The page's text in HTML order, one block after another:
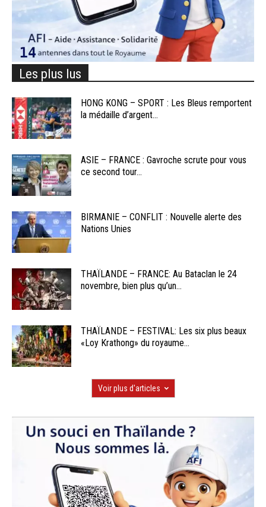
Les plus lus
HONG KONG – SPORT : Les Bleus remportent
la médaille d’argent...
ASIE – FRANCE : Gavroche scrute pour vous
ce second tour...
BIRMANIE – CONFLIT : Nouvelle alerte des
Nations Unies
THAÏLANDE – FRANCE: Au Bataclan le 24
novembre, bien plus qu’un...
THAÏLANDE – FESTIVAL: Les six plus beaux
«Loy Krathong» du royaume...
Voir plus d'articles